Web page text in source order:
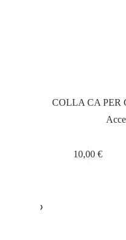
COLLA CA PER
10,00€